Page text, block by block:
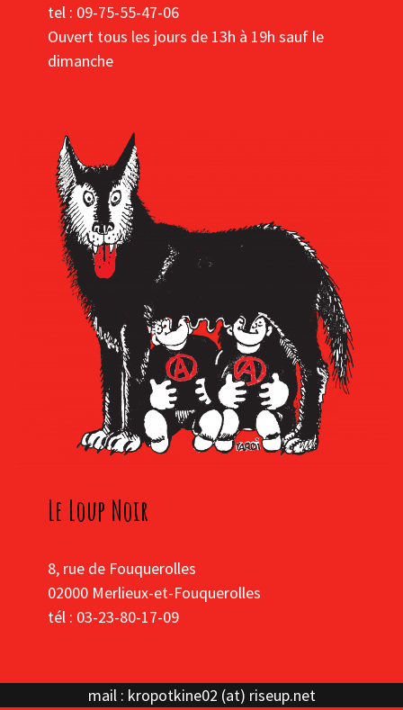
tel : 09-75-55-47-06
Ouvert tous les jours de 13h à 19h sauf le
dimanche
Le Loup Noir
8, rue de Fouquerolles
02000 Merlieux-et-Fouquerolles
tél : 03-23-80-17-09
mail : kropotkine02 (at) riseup.net